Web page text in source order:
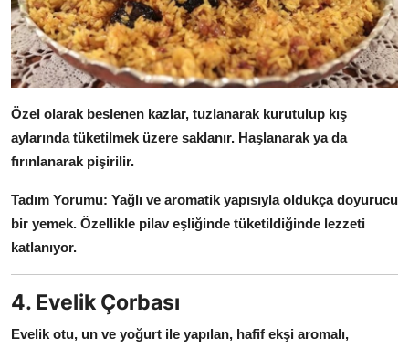
Özel olarak beslenen kazlar, tuzlanarak kurutulup kış
aylarında tüketilmek üzere saklanır. Haşlanarak ya da
fırınlanarak pişirilir.
Tadım Yorumu: Yağlı ve aromatik yapısıyla oldukça doyurucu
bir yemek. Özellikle pilav eşliğinde tüketildiğinde lezzeti
katlanıyor.
4. Evelik Çorbası
Evelik otu, un ve yoğurt ile yapılan, hafif ekşi aromalı,